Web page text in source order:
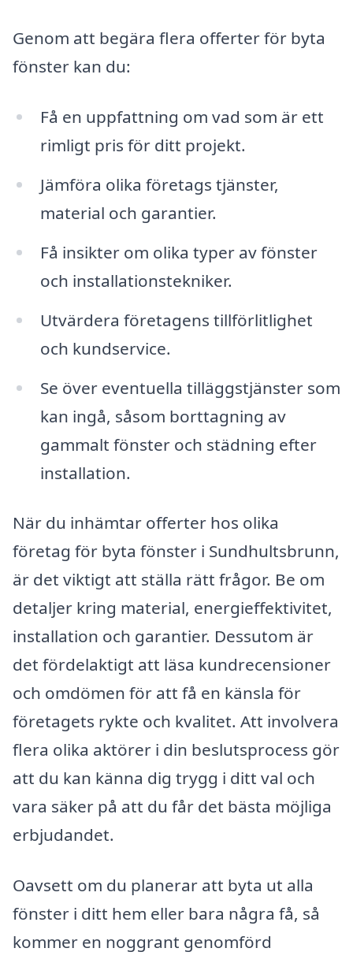
Genom att begära flera offerter för byta
fönster kan du:
Få en uppfattning om vad som är ett
rimligt pris för ditt projekt.
Jämföra olika företags tjänster,
material och garantier.
Få insikter om olika typer av fönster
och installationstekniker.
Utvärdera företagens tillförlitlighet
och kundservice.
Se över eventuella tilläggstjänster som
kan ingå, såsom borttagning av
gammalt fönster och städning efter
installation.
När du inhämtar offerter hos olika
företag för byta fönster i Sundhultsbrunn,
är det viktigt att ställa rätt frågor. Be om
detaljer kring material, energieffektivitet,
installation och garantier. Dessutom är
det fördelaktigt att läsa kundrecensioner
och omdömen för att få en känsla för
företagets rykte och kvalitet. Att involvera
flera olika aktörer i din beslutsprocess gör
att du kan känna dig trygg i ditt val och
vara säker på att du får det bästa möjliga
erbjudandet.
Oavsett om du planerar att byta ut alla
fönster i ditt hem eller bara några få, så
kommer en noggrant genomförd